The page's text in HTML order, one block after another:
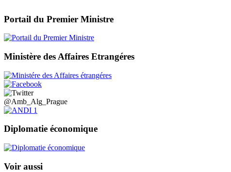
Portail du Premier Ministre
Ministère des Affaires Etrangéres
@Amb_Alg_Prague
Diplomatie économique
Voir aussi